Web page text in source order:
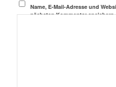
Name, E-Mail-Adresse und
nächsten Kommentar speichern.